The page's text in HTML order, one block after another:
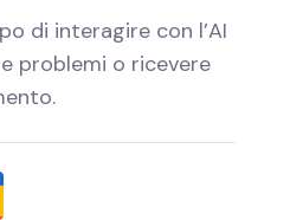
di interagire con l’AI
problemi o ricevere